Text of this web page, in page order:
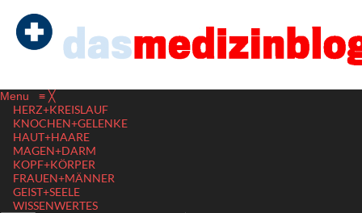
Menu ≡ ╳
HERZ+KREISLAUF
KNOCHEN+GELENKE
HAUT+HAARE
MAGEN+DARM
KOPF+KÖRPER
FRAUEN+MÄNNER
GEIST+SEELE
WISSENWERTES